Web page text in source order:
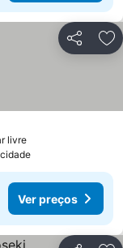
Partilhar
livre
Ver preços